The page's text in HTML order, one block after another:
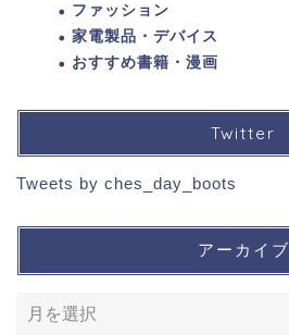
ファッション
家電製品・デバイス
おすすめ書籍・漫画
Twitter
Tweets by ches_day_boots
アーカイブ